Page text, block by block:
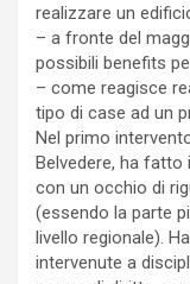
realizzare un
– a fronte del
possibili benefits
– come reagisce
tipo di case ad un
Nel primo
Belvedere, ha fatto
con un occhio di
(essendo la parte
livello regionale).
intervenute a